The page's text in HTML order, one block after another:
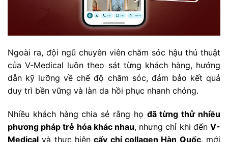
Ngoài ra, đội ngũ chuyên viên chăm sóc hậu thủ thuật
của V-Medical luôn theo sát từng khách hàng, hướng
dẫn kỹ lưỡng về chế độ chăm sóc, đảm bảo kết quả
duy trì bền vững và làn da hồi phục nhanh chóng.
Nhiều khách hàng chia sẻ rằng họ đã từng thử nhiều
phương pháp trẻ hóa khác nhau, nhưng chỉ khi đến V-
Medical và thực hiệncấy chỉ collagen Hàn Quốc, mới